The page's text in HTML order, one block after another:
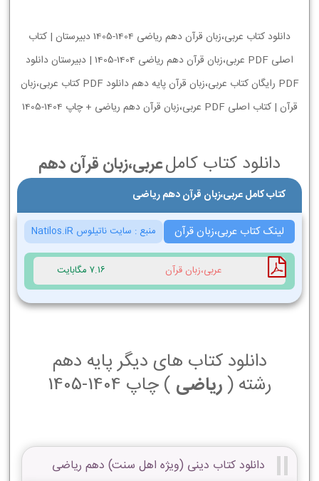
دانلود کتاب عربی،زبان قرآن دهم ریاضی 1404-1405 دبیرستان | کتاب
اصلی PDF عربی،زبان قرآن دهم ریاضی 1404-1405 | دبیرستان دانلود
PDF رایگان کتاب عربی،زبان قرآن پایه دهم دانلود PDF کتاب عربی،زبان
قرآن | کتاب اصلی PDF عربی،زبان قرآن دهم ریاضی + چاپ 1404-1405
دانلود کتاب کاملعربی،زبان قرآن دهم
کتاب کامل عربی،زبان قرآن دهم ریاضی
لینک کتاب عربی،زبان قرآن منبع : سایت ناتیلوس Natilos.iR
عربی،زبان قرآن 7.16 مگابایت
دانلود کتاب های دیگر پایه دهم
رشته (ریاضی ) چاپ 1404-1405
دانلود کتاب دینی (ویژه اهل سنت) دهم ریاضی